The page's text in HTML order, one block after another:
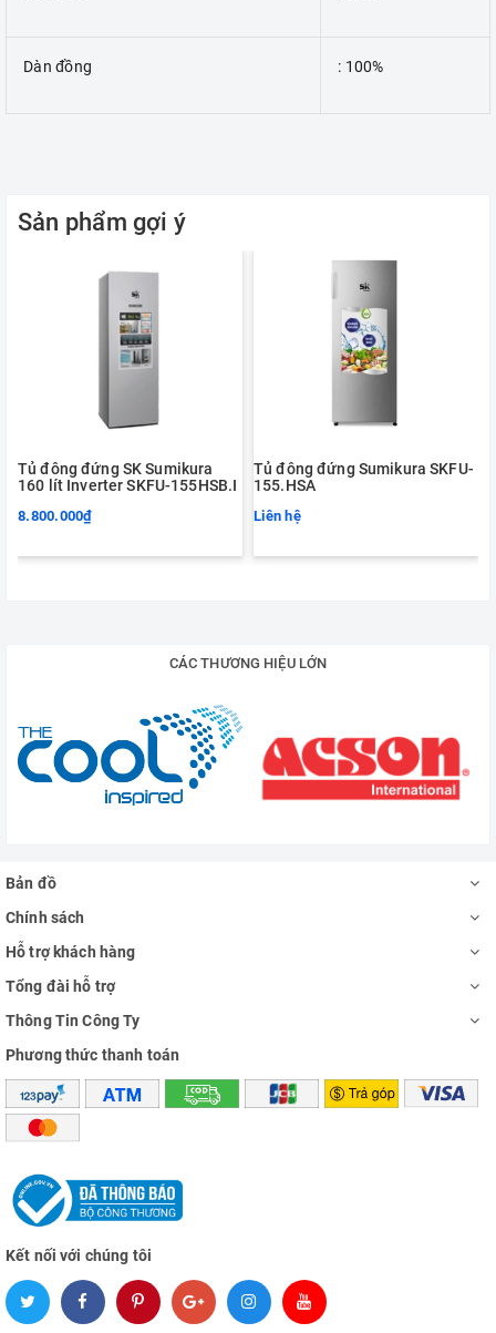
Dàn đồng : 100%
Sản phẩm gợi ý
Tủ đông đứng SK Sumikura
160 lít Inverter SKFU-155HSB.I
8.800.000₫
Tủ đông đứng Sumikura SKFU-
155.HSA
Liên hệ
CÁC THƯƠNG HIỆU LỚN
Bản đồ
Chính sách
Hỗ trợ khách hàng
Tổng đài hỗ trợ
Thông Tin Công Ty
Phương thức thanh toán
Kết nối với chúng tôi